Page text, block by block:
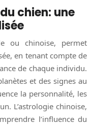
chien: une
ou chinoise, permet
en tenant compte de
de chaque individu.
et des signes au
la personnalité, les
L’astrologie chinoise,
l’influence du